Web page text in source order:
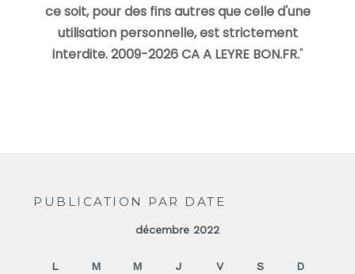
ce soit, pour des fins autres que celle d'une
utilisation personnelle, est strictement
interdite. 2009-2026 CA A LEYRE BON.FR."
PUBLICATION PAR DATE
décembre 2022
L M M J V S D